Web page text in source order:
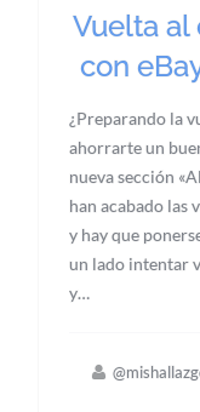
Vuelta al
con
¿Preparando la
ahorrarte un
nueva sección
han acabado las
y hay que
un lado intentar
y…